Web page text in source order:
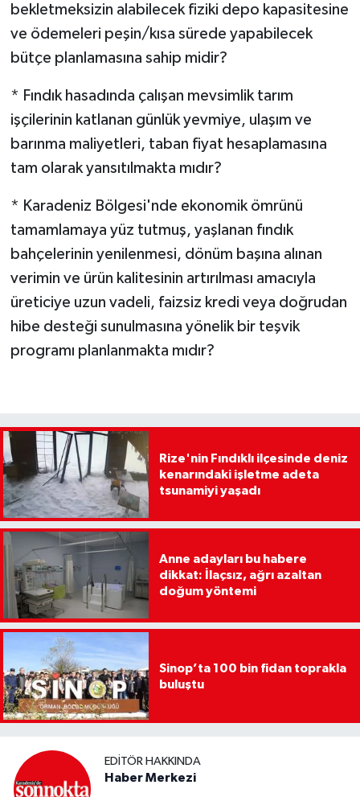
bekletmeksizin alabilecek fiziki depo kapasitesine
ve ödemeleri peşin/kısa sürede yapabilecek
bütçe planlamasına sahip midir?
* Fındık hasadında çalışan mevsimlik tarım
işçilerinin katlanan günlük yevmiye, ulaşım ve
barınma maliyetleri, taban fiyat hesaplamasına
tam olarak yansıtılmakta mıdır?
* Karadeniz Bölgesi'nde ekonomik ömrünü
tamamlamaya yüz tutmuş, yaşlanan fındık
bahçelerinin yenilenmesi, dönüm başına alınan
verimin ve ürün kalitesinin artırılması amacıyla
üreticiye uzun vadeli, faizsiz kredi veya doğrudan
hibe desteği sunulmasına yönelik bir teşvik
programı planlanmakta mıdır?
Rize'nin Fındıklı ilçesinde deniz
kenarındaki işletme adeta
tsunamiyi yaşadı
Anne adayları bu habere
dikkat: İlaçsız, ağrı azaltan
doğum yöntemi
Sinop’ta 100 bin fidan toprakla
buluştu
EDITÖR HAKKINDA
Haber Merkezi